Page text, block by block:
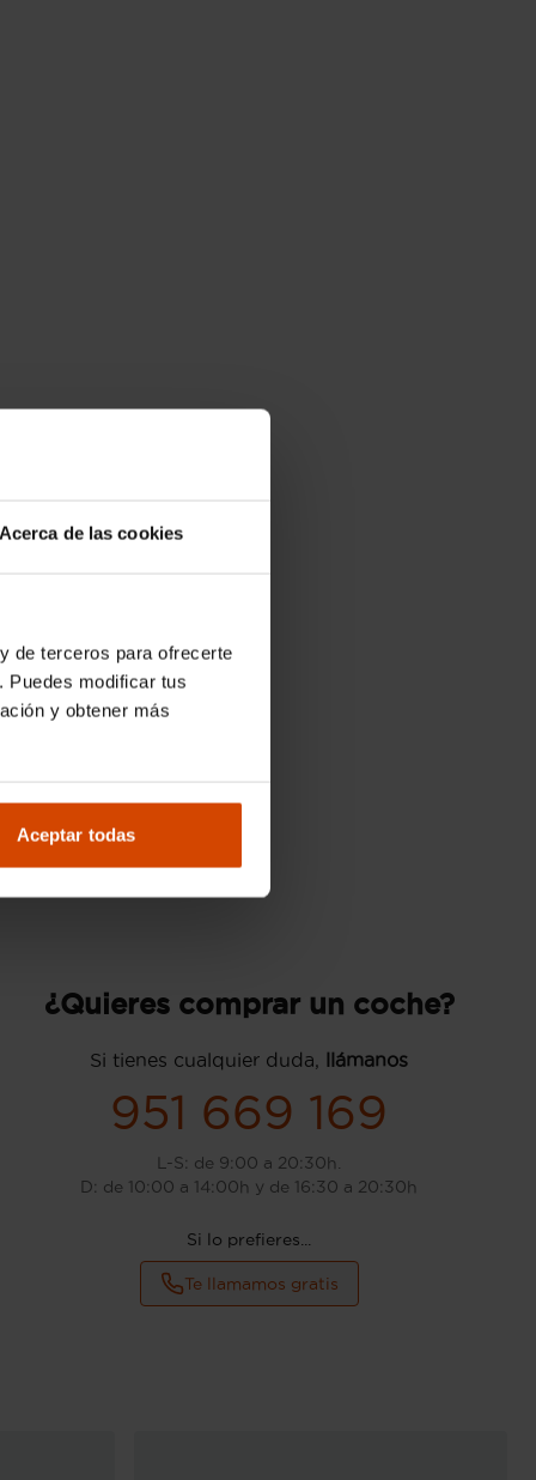
Acerca de las cookies
de terceros para ofrecerte
Puedes modificar tus
y obtener más
Aceptar todas
¿Quieres comprar un coche?
Si tienes cualquier duda, llámanos
951 669 169
L-S: de 9:00 a 20:30h.
D: de 10:00 a 14:00h y de 16:30 a 20:30h
Si lo prefieres...
Te llamamos gratis